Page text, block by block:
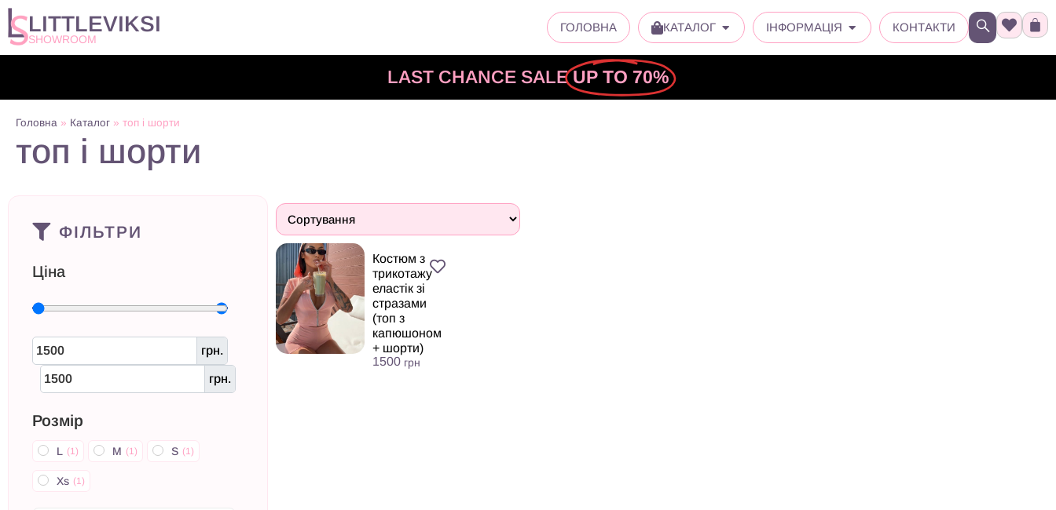
LITTLEVIKSI
SHOWROOM
ГОЛОВНА КАТАЛОГ ІНФОРМАЦІЯ КОНТАКТИ
LAST CHANCE SALEUP TO 70%
Головна » Каталог » топ і шорти
топ і шорти
ФІЛЬТРИ
Ціна
грн.
грн.
Розмір
L (1) M (1) S (1)
Xs (1)
Костюм з
трикотажу
еластік зі
стразами
(топ з
капюшоном
+ шорти)
1500 грн